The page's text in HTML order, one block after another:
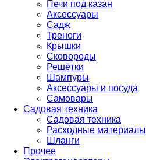
Печи под казан
Аксессуары
Садж
Треноги
Крышки
Сковороды
Решётки
Шампуры
Аксессуары и посуда
Самовары
Садовая техника
Садовая техника
Расходные материалы
Шланги
Прочее